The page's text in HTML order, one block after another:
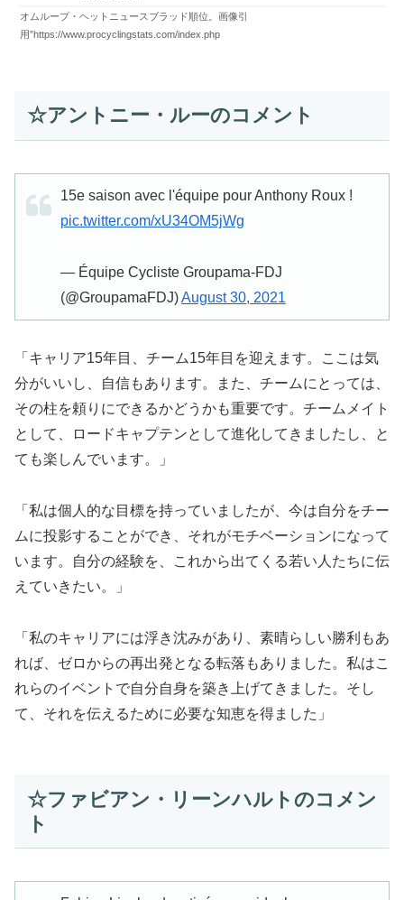
オムループ・ヘットニュースブラッド順位。画像引
用”https://www.procyclingstats.com/index.php
☆アントニー・ルーのコメント
15e saison avec l'équipe pour Anthony Roux !
pic.twitter.com/xU34OM5jWg
— Équipe Cycliste Groupama-FDJ
(@GroupamaFDJ)August 30, 2021
「キャリア15年目、チーム15年目を迎えます。ここは気
分がいいし、自信もあります。また、チームにとっては、
その柱を頼りにできるかどうかも重要です。チームメイト
として、ロードキャプテンとして進化してきましたし、と
ても楽しんでいます。」
「私は個人的な目標を持っていましたが、今は自分をチー
ムに投影することができ、それがモチベーションになって
います。自分の経験を、これから出てくる若い人たちに伝
えていきたい。」
「私のキャリアには浮き沈みがあり、素晴らしい勝利もあ
れば、ゼロからの再出発となる転落もありました。私はこ
れらのイベントで自分自身を築き上げてきました。そし
て、それを伝えるために必要な知恵を得ました」
☆ファビアン・リーンハルトのコメン
ト